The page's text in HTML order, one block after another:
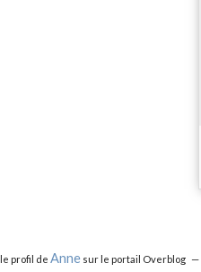
profil de Anne sur le portail Overblog